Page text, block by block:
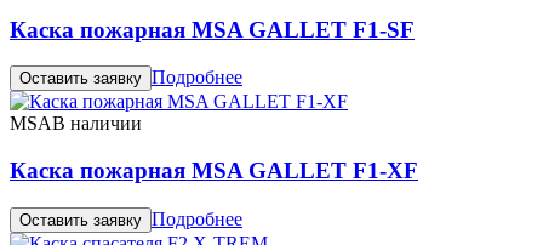
Каска пожарная MSA GALLET F1-SF
Оставить заявку Подробнее
MSAВ наличии
Каска пожарная MSA GALLET F1-XF
Оставить заявку Подробнее